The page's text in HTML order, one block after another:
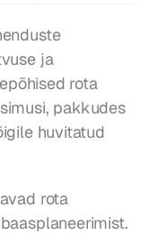
Korduvate rota probleemide lahenduste
ja
rota
pakkudes
huvitatud
rota